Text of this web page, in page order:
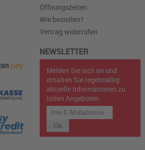
Öffnungszeiten
Wie bestellen?
Vertrag widerrufen
NEWSLETTER
Melden Sie sich an und
erhalten Sie regelmäßig
aktuelle Informationen zu
tollen Angeboten.